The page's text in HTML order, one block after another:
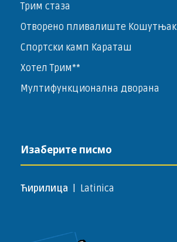
Трим стаза
Отворено пливалиште Кошутњак
Спортски камп Караташ
Хотел Трим**
Мултифункционална дворана
Изаберите писмо
Ћирилица Latinica